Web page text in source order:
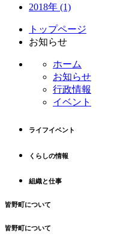
2018年 (1)
トップページ
お知らせ
ホーム
お知らせ
行政情報
イベント
ライフイベント
くらしの情報
組織と仕事
皆野町について
皆野町について